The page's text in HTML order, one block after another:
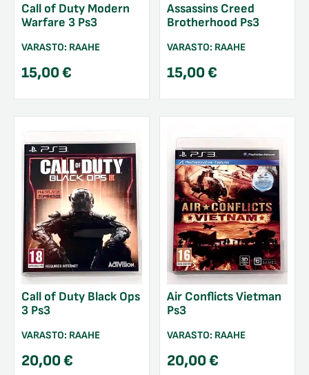
Call of Duty Modern
Warfare 3 Ps3
VARASTO: RAAHE
15,00€
Assassins Creed
Brotherhood Ps3
VARASTO: RAAHE
15,00€
Call of Duty Black Ops
3 Ps3
VARASTO: RAAHE
20,00€
Air Conflicts Vietman
Ps3
VARASTO: RAAHE
20,00€